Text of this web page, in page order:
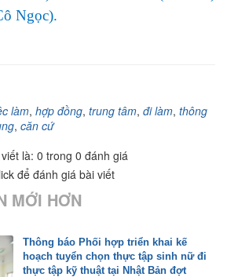
Ngọc).
làm, hợp đồng, trung tâm, đi làm, thông
, căn cứ
là: 0 trong 0 đánh giá
để đánh giá bài viết
MỚI HƠN
Thông báo Phối hợp triển khai kế
hoạch tuyển chọn thực tập sinh nữ đi
thực tập kỹ thuật tại Nhật Bản đợt